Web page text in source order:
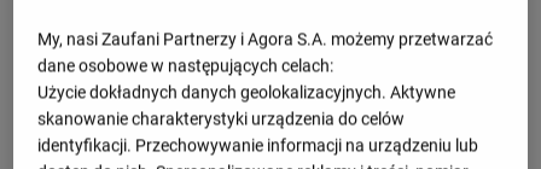
GKS Tychy 2 6
Znicz Pruszków 2
Rekord Bielsko-Biała
My, nasi Zaufani Partnerzy i Agora S.A. możemy przetwarzać
dane osobowe w następujących celach:
Użycie dokładnych danych geolokalizacyjnych. Aktywne
skanowanie charakterystyki urządzenia do celów
identyfikacji. Przechowywanie informacji na urządzeniu lub